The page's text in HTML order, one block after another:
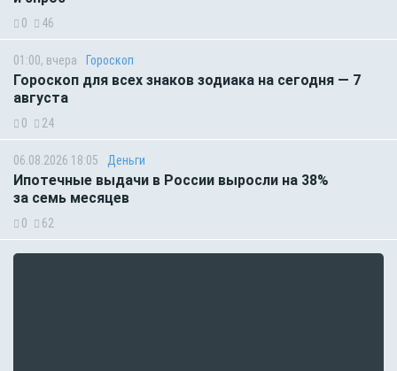
0 46
01:00, вчера Гороскоп
Гороскоп для всех знаков зодиака на сегодня — 7
августа
0 24
06.08.2026 18:05 Деньги
Ипотечные выдачи в России выросли на 38%
за семь месяцев
0 62